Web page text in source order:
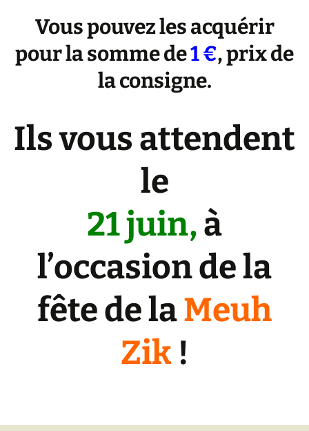
Vous pouvez les acquérir
pour la somme de1 €, prix de
la consigne.
Ils vous attendent
le
21 juin,à
l’occasion de la
fête de laMeuh
Zik !